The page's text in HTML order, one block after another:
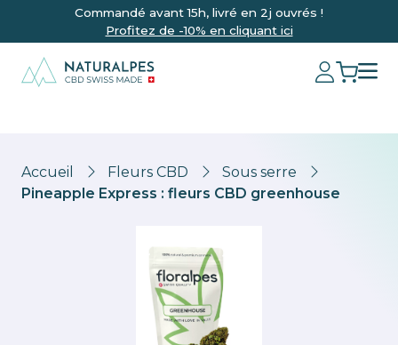
Commandé avant 15h, livré en 2j ouvrés !
Profitez de -10% en cliquant ici
Accueil Fleurs CBD
Sous serre
Pineapple Express : fleurs CBD greenhouse